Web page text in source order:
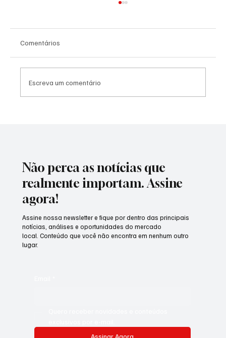
Comentários
Escreva um comentário
Não perca as notícias que
realmente importam. Assine
agora!
Assinar Agora
Assine nossa newsletter e fique por dentro das principais
notícias, análises e oportunidades do mercado
local. Conteúdo que você não encontra em nenhum outro
lugar.